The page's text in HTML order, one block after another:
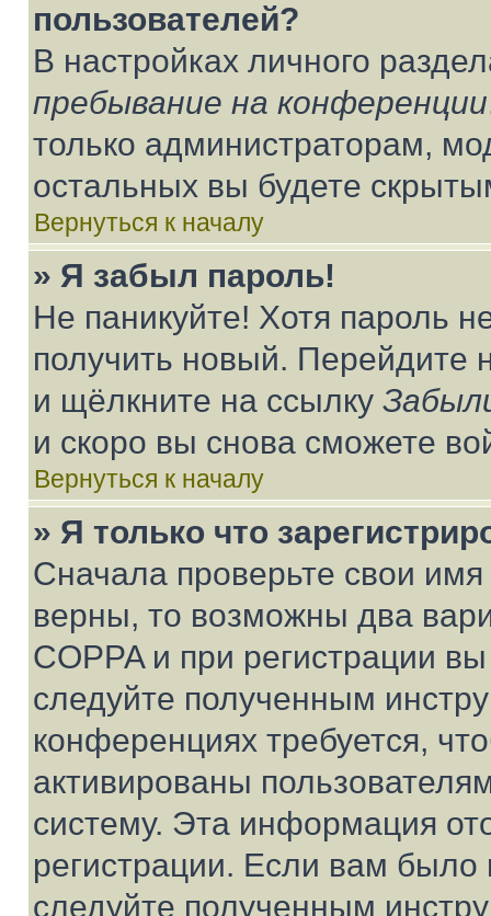
пользователей?
В настройках личного
пребывание на конференции
только администраторам,
остальных вы будете
Вернуться к началу
» Я забыл пароль!
Не паникуйте! Хотя пароль
получить новый. Перейдите
и щёлкните на ссылку
и скоро вы снова сможете
Вернуться к началу
» Я только что
Сначала проверьте свои
верны, то возможны два
COPPA и при регистрации
следуйте полученным
конференциях требуется,
активированы
систему. Эта информация
регистрации. Если вам
следуйте полученным